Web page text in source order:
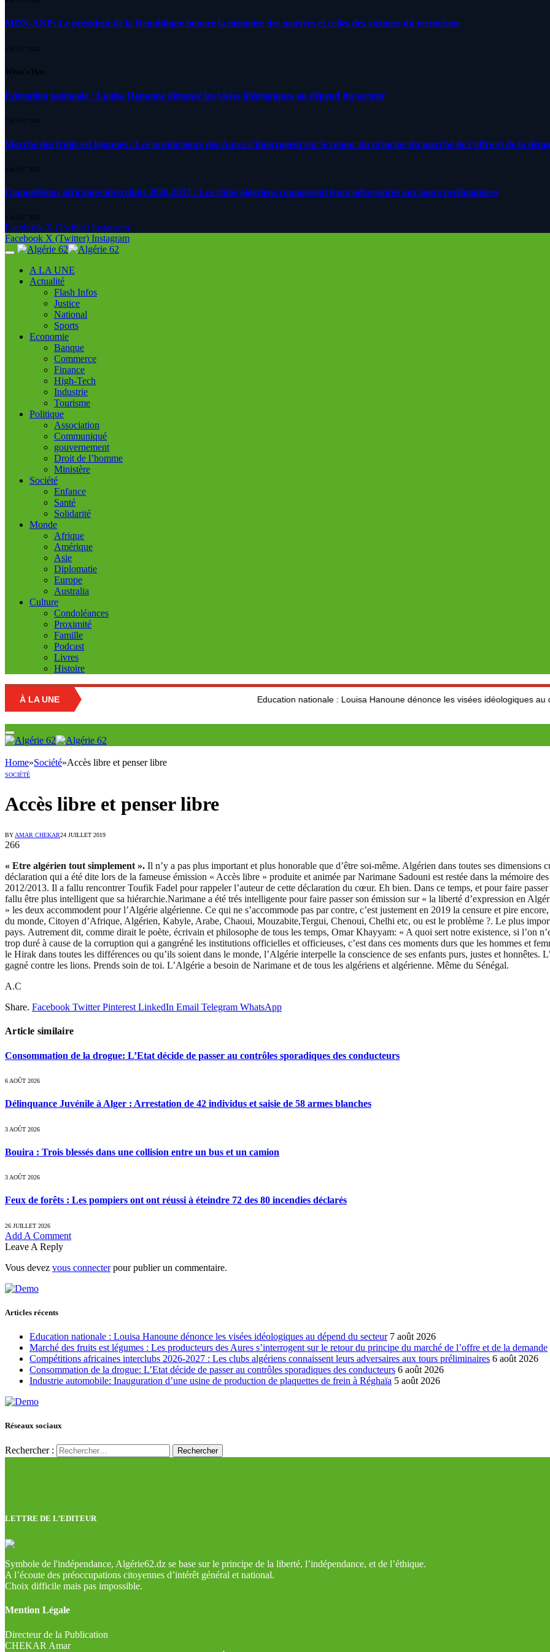
MDN-ANP: Le président de la République honore la mémoire des martyrs et celles des victimes du terrorisme
4 AOÛT 2026
What's Hot
Education nationale : Louisa Hanoune dénonce les visées idéologiques au dépend du secteur
7 AOÛT 2026
Marché des fruits est légumes : Les producteurs des Aures s’interrogent sur le retour du principe du marché de l’offre et de la
6 AOÛT 2026
Compétitions africaines interclubs 2026-2027 : Les clubs algériens connaissent leurs adversaires aux tours préliminaires
6 AOÛT 2026
Facebook X (Twitter) Instagram
Facebook X (Twitter) Instagram
A LA UNE
Actualité
Flash Infos
Justice
National
Sports
Economie
Banque
Commerce
Finance
High-Tech
Industrie
Tourisme
Politique
Association
Communiqué
gouvernement
Droit de l’homme
Ministère
Société
Enfance
Santé
Solidarité
Monde
Afrique
Amérique
Asie
Diplomatie
Europe
Australia
Culture
Condoléances
Proximité
Famille
Podcast
Livres
Histoire
À LA UNE Education nationale : Louisa Hanoune dénonce les visées idéologiques au dépend du
Home»Société»Accès libre et penser libre
SOCIÉTÉ
Accès libre et penser libre
BYAMAR CHEKAR24 JUILLET 2019
266
« Etre algérien tout simplement ». Il n’y a pas plus important et plus honorable que d’être soi-même. Algérien dans toutes ses
déclaration qui a été dite lors de la fameuse émission « Accès libre » produite et animée par Narimane Sadouni est restée dans la mémoire
2012/2013. Il a fallu rencontrer Toufik Fadel pour rappeler l’auteur de cette déclaration du cœur. Eh bien. Dans ce temps, et pour faire
fallu être plus intelligent que sa hiérarchie.Narimane a été trés intelligente pour faire passer son émission sur « la liberté d’expression en
» les deux accommodent pour l’Algérie algérienne. Ce qui ne s’accommode pas par contre, c’est justement en 2019 la censure et pire
du monde, Citoyen d’Afrique, Algérien, Kabyle, Arabe, Chaoui, Mouzabite,Tergui, Chenoui, Chelhi etc, ou est le problème ?. Le plus
pays. Autrement dit, comme dirait le poète, écrivain et philosophe de tous les temps, Omar Khayyam: « A quoi sert notre existence, si l’on
trop duré à cause de la corruption qui a gangréné les institutions officielles et officieuses, c’est dans ces moments durs que les hommes et
le Hirak dans toutes les différences ou qu’ils soient dans le monde, l’Algérie interpelle la conscience de ses enfants purs, justes et
gagné contre les lions. Prends soin de toi. L’Algérie a besoin de Narimane et de tous les algériens et algérienne. Même du Sénégal.
A.C
Share. Facebook Twitter Pinterest LinkedIn Email Telegram WhatsApp
Article similaire
Consommation de la drogue: L’Etat décide de passer au contrôles sporadiques des conducteurs
6 AOÛT 2026
Délinquance Juvénile à Alger : Arrestation de 42 individus et saisie de 58 armes blanches
3 AOÛT 2026
Bouira : Trois blessés dans une collision entre un bus et un camion
3 AOÛT 2026
Feux de forêts : Les pompiers ont ont réussi à éteindre 72 des 80 incendies déclarés
26 JUILLET 2026
Add A Comment
Leave A Reply
Vous devez vous connecterpour publier un commentaire.
Articles récents
Education nationale : Louisa Hanoune dénonce les visées idéologiques au dépend du secteur 7 août 2026
Marché des fruits est légumes : Les producteurs des Aures s’interrogent sur le retour du principe du marché de l’offre et de la demande
Compétitions africaines interclubs 2026-2027 : Les clubs algériens connaissent leurs adversaires aux tours préliminaires 6 août 2026
Consommation de la drogue: L’Etat décide de passer au contrôles sporadiques des conducteurs 6 août 2026
Industrie automobile: Inauguration d’une usine de production de plaquettes de frein à Réghaïa 5 août 2026
Réseaux sociaux
Rechercher :
LETTRE DE L’EDITEUR
Symbole de l'indépendance, Algérie62.dz se base sur le principe de la liberté, l’indépendance, et de l’éthique.
A l’écoute des préoccupations citoyennes d’intérêt général et national.
Choix difficile mais pas impossible.
Mention Légale
Directeur de la Publication
CHEKAR Amar